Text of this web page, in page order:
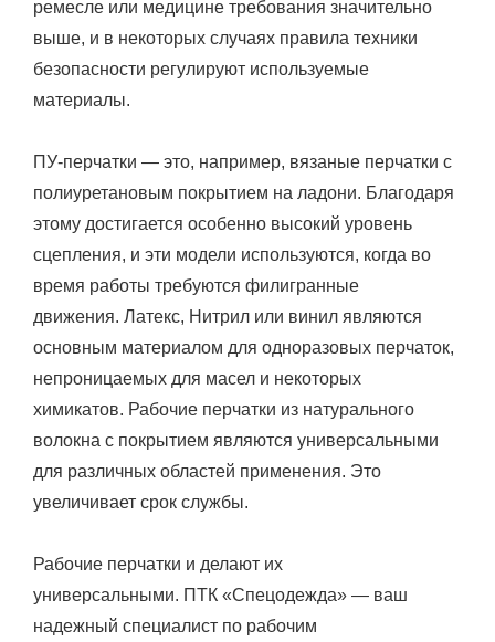
ремесле или медицине требования значительно
выше, и в некоторых случаях правила техники
безопасности регулируют используемые
материалы.
ПУ-перчатки — это, например, вязаные перчатки с
полиуретановым покрытием на ладони. Благодаря
этому достигается особенно высокий уровень
сцепления, и эти модели используются, когда во
время работы требуются филигранные
движения. Латекс, Нитрил или винил являются
основным материалом для одноразовых перчаток,
непроницаемых для масел и некоторых
химикатов. Рабочие перчатки из натурального
волокна с покрытием являются универсальными
для различных областей применения. Это
увеличивает срок службы.
Рабочие перчатки и делают их
универсальными. ПТК «Спецодежда» — ваш
надежный специалист по рабочим